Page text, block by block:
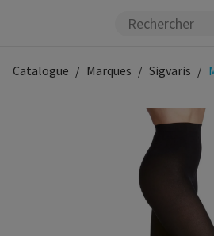
Catalogue Marques Sigvaris